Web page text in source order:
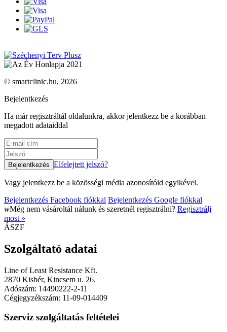
© smartclinic.hu, 2026
Bejelentkezés
Ha már regisztráltál oldalunkra, akkor jelentkezz be a korábban
megadott adataiddal
Elfelejtett jelszó?
Vagy jelentkezz be a közösségi média azonosítóid egyikével.
Bejelentkezés Facebook fiókkal Bejelentkezés Google fiókkal
wMég nem vásároltál nálunk és szeretnél regisztrálni? Regisztrálj
most »
ÁSZF
Szolgáltató adatai
Line of Least Resistance Kft.
2870 Kisbér, Kincsem u. 26.
Adószám: 14490222-2-11
Cégjegyzékszám: 11-09-014409
Szerviz szolgáltatás feltételei